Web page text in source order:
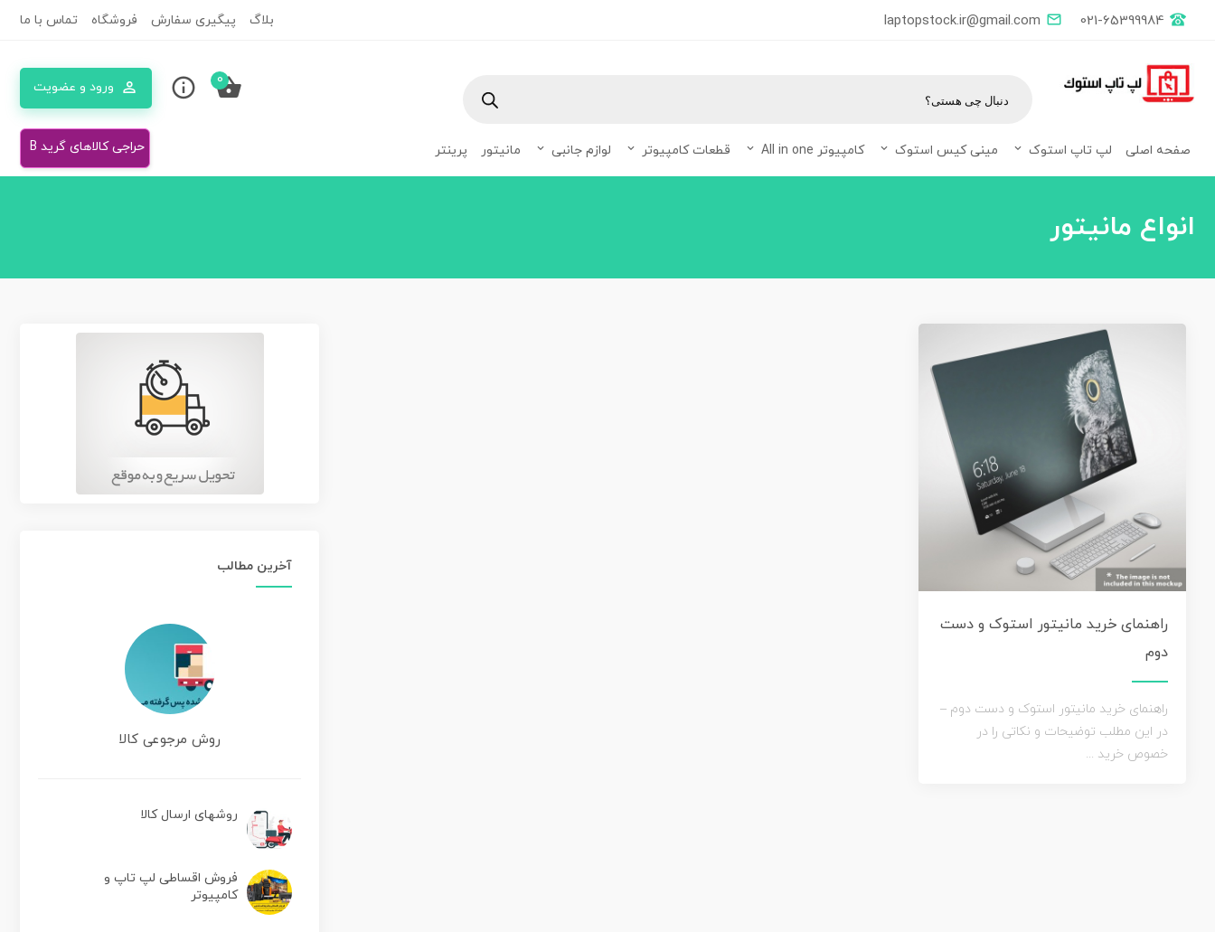
laptopstock.ir@gmail.com 021-65399984 بلاگ پیگیری سفارش فروشگاه تماس با ما
ورود و عضویت 0
صفحه اصلی لپ تاپ استوک مینی کیس استوک کامپیوتر All in one قطعات کامپیوتر لوازم جانبی مانیتور پرینتر حراجی کالاهای گرید B
Tag:
انواع مانیتور
راهنمای خرید مانیتور استوک و دست
دوم
راهنمای خرید مانیتور استوک و دست دوم –
در این مطلب توضیحات و نکاتی را در
خصوص خرید ...
آخرین مطالب
روش مرجوعی کالا
روشهای ارسال کالا
فروش اقساطی لپ تاپ و
کامپیوتر